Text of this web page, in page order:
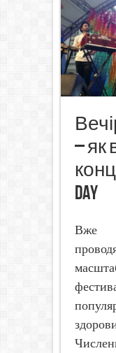
– як
Day
Вже